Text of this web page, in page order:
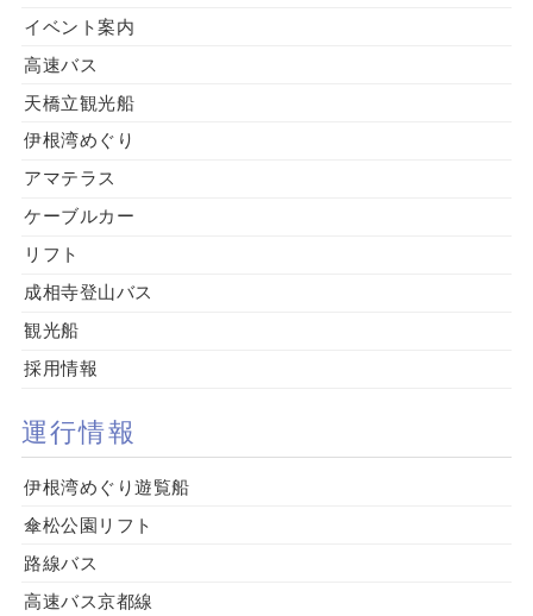
イベント案内
高速バス
天橋立観光船
伊根湾めぐり
アマテラス
ケーブルカー
リフト
成相寺登山バス
観光船
採用情報
運行情報
伊根湾めぐり遊覧船
傘松公園リフト
路線バス
高速バス京都線